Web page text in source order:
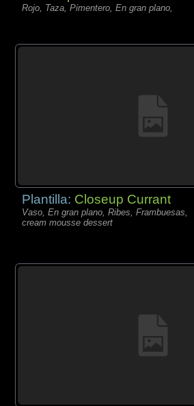
Rojo, Taza, Pimentero, En gran plano,
Plantilla: Closeup Currant
Vaso, En gran plano, Ribes, Frambuesas,
cream mousse dessert